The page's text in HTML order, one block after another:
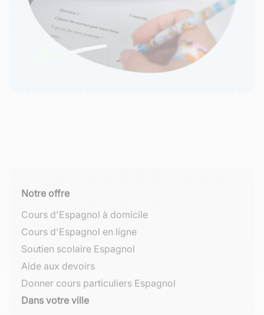
Notre offre
Cours d'Espagnol à domicile
Cours d'Espagnol en ligne
Soutien scolaire Espagnol
Aide aux devoirs
Donner cours particuliers Espagnol
Dans votre ville